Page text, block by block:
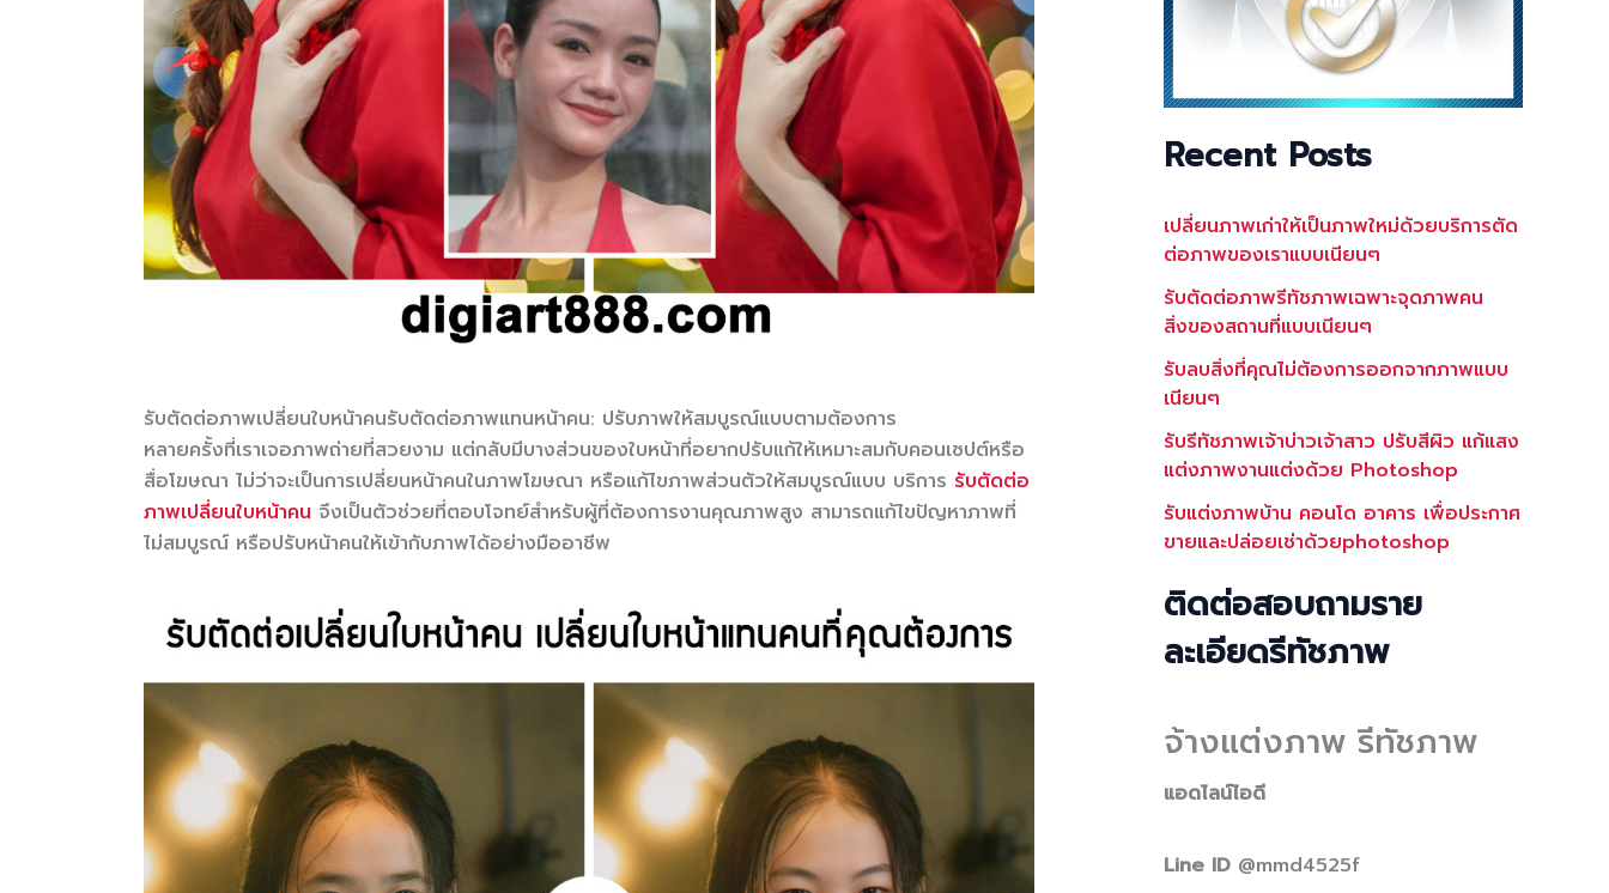
รับตัดต่อภาพเปลี่ยนใบหน้าคนรับตัดต่อภาพแทนหน้าคน: ปรับภาพให้สมบูรณ์แบบตามต้องการ
หลายครั้งที่เราเจอภาพถ่ายที่สวยงาม แต่กลับมีบางส่วนของใบหน้าที่อยากปรับแก้ให้เหมาะสมกับคอนเซปต์หรือ
สื่อโฆษณา ไม่ว่าจะเป็นการเปลี่ยนหน้าคนในภาพโฆษณา หรือแก้ไขภาพส่วนตัวให้สมบูรณ์แบบ บริการ รับตัดต่อ
ภาพเปลี่ยนใบหน้าคน จึงเป็นตัวช่วยที่ตอบโจทย์สำหรับผู้ที่ต้องการงานคุณภาพสูง สามารถแก้ไขปัญหาภาพที่
ไม่สมบูรณ์ หรือปรับหน้าคนให้เข้ากับภาพได้อย่างมืออาชีพ
Recent Posts
เปลี่ยนภาพเก่าให้เป็นภาพใหม่ด้วยบริการตัด
ต่อภาพของเราแบบเนียนๆ
รับตัดต่อภาพรีทัชภาพเฉพาะจุดภาพคน
สิ่งของสถานที่แบบเนียนๆ
รับลบสิ่งที่คุณไม่ต้องการออกจากภาพแบบ
เนียนๆ
รับรีทัชภาพเจ้าบ่าวเจ้าสาว ปรับสีผิว แก้แสง
แต่งภาพงานแต่งด้วย Photoshop
รับแต่งภาพบ้าน คอนโด อาคาร เพื่อประกาศ
ขายและปล่อยเช่าด้วยphotoshop
ติดต่อสอบถามราย
ละเอียดรีทัชภาพ
จ้างแต่งภาพ รีทัชภาพ
แอดไลน์ไอดี
Line ID @mmd4525f